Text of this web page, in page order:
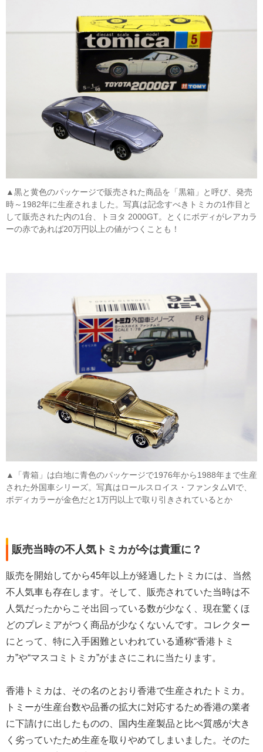
▲黒と黄色のパッケージで販売された商品を「黒箱」と呼び、発売
時～1982年に生産されました。写真は記念すべきトミカの1作目と
して販売された内の1台、トヨタ 2000GT。とくにボディがレアカラ
ーの赤であれば20万円以上の値がつくことも！
▲「青箱」は白地に青色のパッケージで1976年から1988年まで生産
された外国車シリーズ。写真はロールスロイス・ファンタムⅥで、
ボディカラーが金色だと1万円以上で取り引きされているとか
販売当時の不人気トミカが今は貴重に？
販売を開始してから45年以上が経過したトミカには、当然
不人気車も存在します。そして、販売されていた当時は不
人気だったからこそ出回っている数が少なく、現在驚くほ
どのプレミアがつく商品が少なくないんです。コレクター
にとって、特に入手困難といわれている通称“香港トミ
カ”や“マスコミトミカ”がまさにこれに当たります。
香港トミカは、その名のとおり香港で生産されたトミカ。
トミーが生産台数や品番の拡大に対応するため香港の業者
に下請けに出したものの、国内生産製品と比べ質感が大き
く劣っていたため生産を取りやめてしまいました。そのた